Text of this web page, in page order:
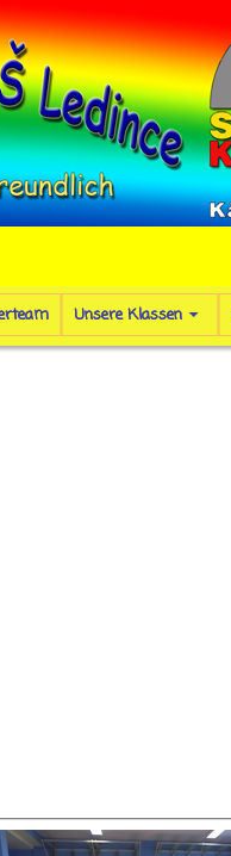
Unsere Klassen